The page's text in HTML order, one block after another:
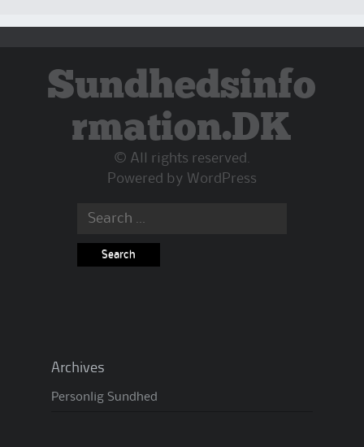
Sundhedsinfo
rmation.DK
© All rights reserved.
Powered by WordPress
Search
Archives
Personlig Sundhed